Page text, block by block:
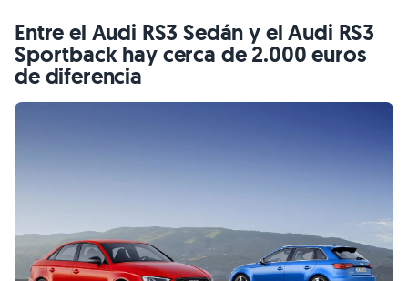
Entre el Audi RS3 Sedán y el Audi RS3
Sportback hay cerca de 2.000 euros
de diferencia